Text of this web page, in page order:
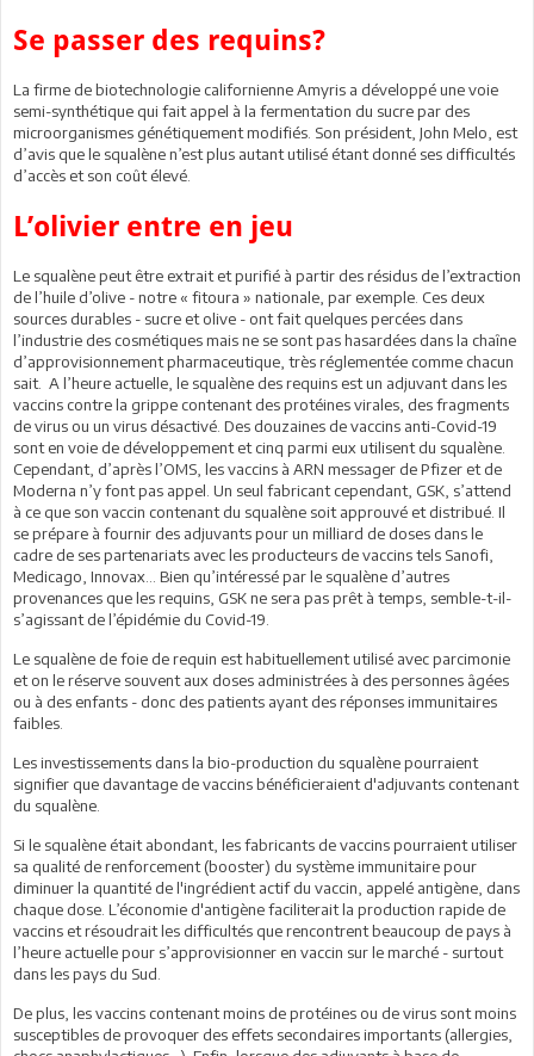
Se passer des requins?
La firme de biotechnologie californienne Amyris a développé une voie
semi-synthétique qui fait appel à la fermentation du sucre par des
microorganismes génétiquement modifiés. Son président, John Melo, est
d’avis que le squalène n’est plus autant utilisé étant donné ses difficultés
d’accès et son coût élevé.
L’olivier entre en jeu
Le squalène peut être extrait et purifié à partir des résidus de l’extraction
de l’huile d’olive - notre « fitoura » nationale, par exemple. Ces deux
sources durables - sucre et olive - ont fait quelques percées dans
l’industrie des cosmétiques mais ne se sont pas hasardées dans la chaîne
d’approvisionnement pharmaceutique, très réglementée comme chacun
sait. A l’heure actuelle, le squalène des requins est un adjuvant dans les
vaccins contre la grippe contenant des protéines virales, des fragments
de virus ou un virus désactivé. Des douzaines de vaccins anti-Covid-19
sont en voie de développement et cinq parmi eux utilisent du squalène.
Cependant, d’après l’OMS, les vaccins à ARN messager de Pfizer et de
Moderna n’y font pas appel. Un seul fabricant cependant, GSK, s’attend
à ce que son vaccin contenant du squalène soit approuvé et distribué. Il
se prépare à fournir des adjuvants pour un milliard de doses dans le
cadre de ses partenariats avec les producteurs de vaccins tels Sanofi,
Medicago, Innovax… Bien qu’intéressé par le squalène d’autres
provenances que les requins, GSK ne sera pas prêt à temps, semble-t-il-
s’agissant de l’épidémie du Covid-19.
Le squalène de foie de requin est habituellement utilisé avec parcimonie
et on le réserve souvent aux doses administrées à des personnes âgées
ou à des enfants - donc des patients ayant des réponses immunitaires
faibles.
Les investissements dans la bio-production du squalène pourraient
signifier que davantage de vaccins bénéficieraient d'adjuvants contenant
du squalène.
Si le squalène était abondant, les fabricants de vaccins pourraient utiliser
sa qualité de renforcement (booster) du système immunitaire pour
diminuer la quantité de l'ingrédient actif du vaccin, appelé antigène, dans
chaque dose. L’économie d'antigène faciliterait la production rapide de
vaccins et résoudrait les difficultés que rencontrent beaucoup de pays à
l’heure actuelle pour s’approvisionner en vaccin sur le marché - surtout
dans les pays du Sud.
De plus, les vaccins contenant moins de protéines ou de virus sont moins
susceptibles de provoquer des effets secondaires importants (allergies,